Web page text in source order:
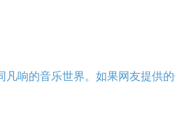
响的音乐世界。如果网友提供